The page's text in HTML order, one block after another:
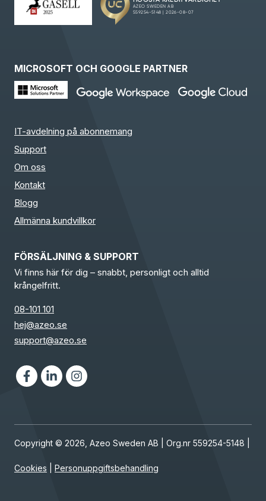
MICROSOFT OCH GOOGLE PARTNER
IT-avdelning på abonnemang
Support
Om oss
Kontakt
Blogg
Allmänna kundvillkor
FÖRSÄLJNING & SUPPORT
Vi finns här för dig – snabbt, personligt och alltid
krångelfritt.
08-101 101
hej@azeo.se
support@azeo.se
Facebook
LinkedInInstagram
Copyright © 2026, Azeo Sweden AB | Org.nr 559254-5148 |
Cookies Personuppgiftsbehandling